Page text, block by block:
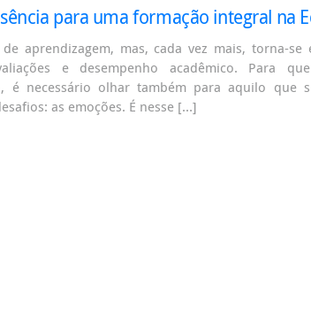
para uma formação integral na
aprendizagem, mas, cada vez mais, torna-
e desempenho acadêmico. Para
é necessário olhar também para aquilo que
as emoções. É nesse […]